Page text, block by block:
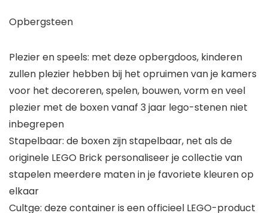
Opbergsteen
Plezier en speels: met deze opbergdoos, kinderen
zullen plezier hebben bij het opruimen van je kamers
voor het decoreren, spelen, bouwen, vorm en veel
plezier met de boxen vanaf 3 jaar lego-stenen niet
inbegrepen
Stapelbaar: de boxen zijn stapelbaar, net als de
originele LEGO Brick personaliseer je collectie van
stapelen meerdere maten in je favoriete kleuren op
elkaar
Cultge: deze container is een officieel LEGO-product